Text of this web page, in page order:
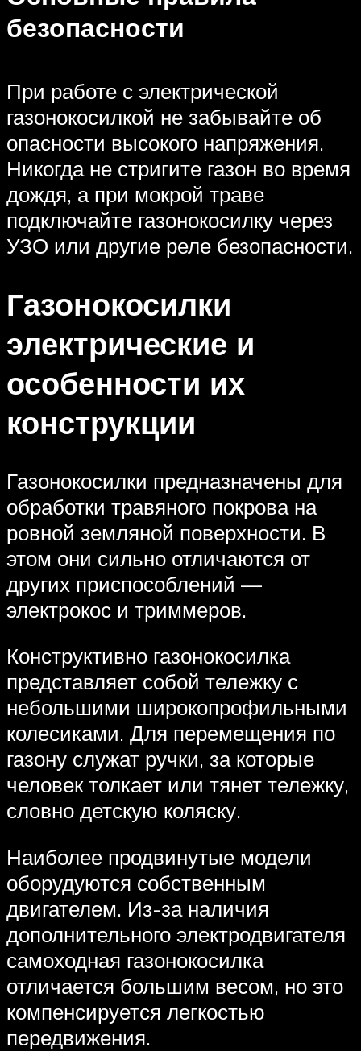
безопасности
При работе с электрической
газонокосилкой не забывайте об
опасности высокого напряжения.
Никогда не стригите газон во время
дождя, а при мокрой траве
подключайте газонокосилку через
УЗО или другие реле безопасности.
Газонокосилки
электрические и
особенности их
конструкции
Газонокосилки предназначены для
обработки травяного покрова на
ровной земляной поверхности. В
этом они сильно отличаются от
других приспособлений —
электрокос и триммеров.
Конструктивно газонокосилка
представляет собой тележку с
небольшими широкопрофильными
колесиками. Для перемещения по
газону служат ручки, за которые
человек толкает или тянет тележку,
словно детскую коляску.
Наиболее продвинутые модели
оборудуются собственным
двигателем. Из-за наличия
дополнительного электродвигателя
самоходная газонокосилка
отличается большим весом, но это
компенсируется легкостью
передвижения.